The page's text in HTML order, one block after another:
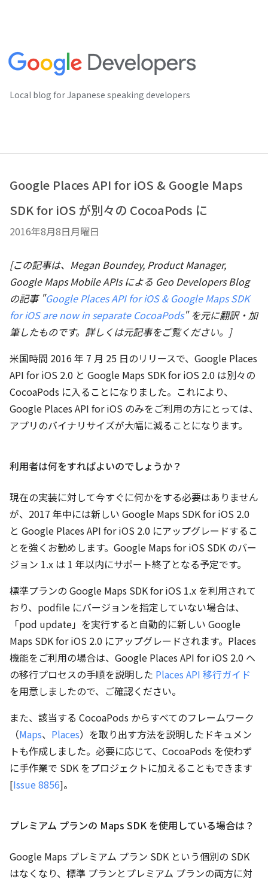
Local blog for Japanese speaking developers
Google Places API for iOS & Google Maps
SDK for iOS が別々の CocoaPods に
2016年8月8日月曜日
[この記事は、Megan Boundey, Product Manager,
Google Maps Mobile APIs による Geo Developers Blog
の記事 "Google Places API for iOS & Google Maps SDK
for iOS are now in separate CocoaPods" を元に翻訳・加
筆したものです。詳しくは元記事をご覧ください。]
米国時間 2016 年 7 月 25 日のリリースで、Google Places
API for iOS 2.0 と Google Maps SDK for iOS 2.0 は別々の
CocoaPods に入ることになりました。これにより、
Google Places API for iOS のみをご利用の方にとっては、
アプリのバイナリサイズが大幅に減ることになります。
利用者は何をすればよいのでしょうか？
現在の実装に対して今すぐに何かをする必要はありません
が、2017 年中には新しい Google Maps SDK for iOS 2.0
と Google Places API for iOS 2.0 にアップグレードするこ
とを強くお勧めします。Google Maps for iOS SDK のバー
ジョン 1.x は 1 年以内にサポート終了となる予定です。
標準プランの Google Maps SDK for iOS 1.x を利用されて
おり、podfile にバージョンを指定していない場合は、
「pod update」を実行すると自動的に新しい Google
Maps SDK for iOS 2.0 にアップグレードされます。Places
機能をご利用の場合は、Google Places API for iOS 2.0 へ
の移行プロセスの手順を説明した Places API 移行ガイド
を用意しましたので、ご確認ください。
また、該当する CocoaPods からすべてのフレームワーク
（Maps、 Places）を取り出す方法を説明したドキュメン
トも作成しました。必要に応じて、CocoaPods を使わず
に手作業で SDK をプロジェクトに加えることもできます
[Issue 8856]。
プレミアム プランの Maps SDK を使用している場合は？
Google Maps プレミアム プラン SDK という個別の SDK
はなくなり、標準 プランとプレミアム プランの両方に対